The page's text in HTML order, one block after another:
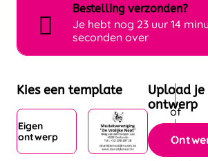
Bestelling verzonden?
Je hebt nog 23 uur 14
seconden over
Kies een template
Eigen
ontwerp
Upload je
ontwerp